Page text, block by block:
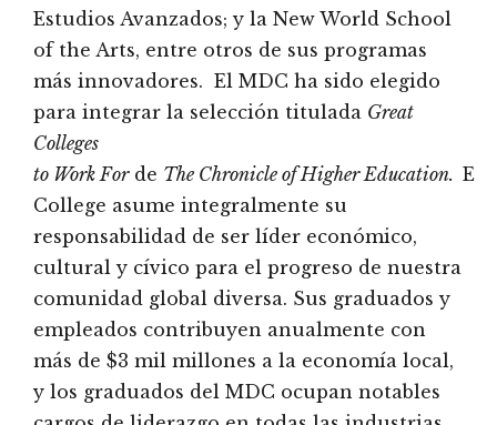
Estudios Avanzados; y la New World School
of the Arts, entre otros de sus programas
más innovadores. El MDC ha sido elegido
para integrar la selección titulada Great
Colleges
to Work Forde The Chronicle of Higher Education. El
College asume integralmente su
responsabilidad de ser líder económico,
cultural y cívico para el progreso de nuestra
comunidad global diversa. Sus graduados y
empleados contribuyen anualmente con
más de $3 mil millones a la economía local,
y los graduados del MDC ocupan notables